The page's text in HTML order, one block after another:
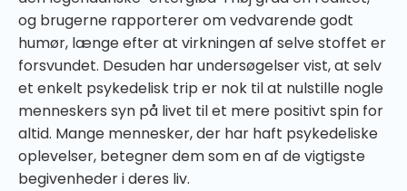
og brugerne rapporterer om vedvarende godt
humør, længe efter at virkningen af selve stoffet er
forsvundet. Desuden har undersøgelser vist, at selv
et enkelt psykedelisk trip er nok til at nulstille nogle
menneskers syn på livet til et mere positivt spin for
altid. Mange mennesker, der har haft psykedeliske
oplevelser, betegner dem som en af de vigtigste
begivenheder i deres liv.